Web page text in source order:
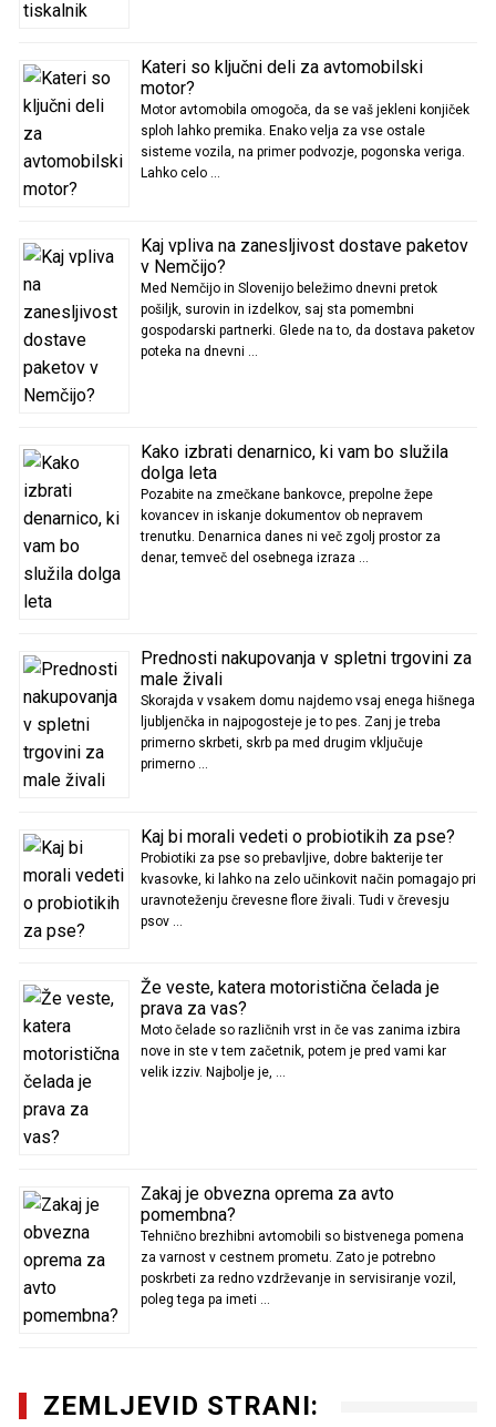
Kateri so ključni deli za avtomobilski
motor?
Motor avtomobila omogoča, da se vaš jekleni konjiček
sploh lahko premika. Enako velja za vse ostale
sisteme vozila, na primer podvozje, pogonska veriga.
Lahko celo …
Kaj vpliva na zanesljivost dostave paketov
v Nemčijo?
Med Nemčijo in Slovenijo beležimo dnevni pretok
pošiljk, surovin in izdelkov, saj sta pomembni
gospodarski partnerki. Glede na to, da dostava paketov
poteka na dnevni …
Kako izbrati denarnico, ki vam bo služila
dolga leta
Pozabite na zmečkane bankovce, prepolne žepe
kovancev in iskanje dokumentov ob nepravem
trenutku. Denarnica danes ni več zgolj prostor za
denar, temveč del osebnega izraza …
Prednosti nakupovanja v spletni trgovini za
male živali
Skorajda v vsakem domu najdemo vsaj enega hišnega
ljubljenčka in najpogosteje je to pes. Zanj je treba
primerno skrbeti, skrb pa med drugim vključuje
primerno …
Kaj bi morali vedeti o probiotikih za pse?
Probiotiki za pse so prebavljive, dobre bakterije ter
kvasovke, ki lahko na zelo učinkovit način pomagajo pri
uravnoteženju črevesne flore živali. Tudi v črevesju
psov …
Že veste, katera motoristična čelada je
prava za vas?
Moto čelade so različnih vrst in če vas zanima izbira
nove in ste v tem začetnik, potem je pred vami kar
velik izziv. Najbolje je, …
Zakaj je obvezna oprema za avto
pomembna?
Tehnično brezhibni avtomobili so bistvenega pomena
za varnost v cestnem prometu. Zato je potrebno
poskrbeti za redno vzdrževanje in servisiranje vozil,
poleg tega pa imeti …
ZEMLJEVID STRANI: